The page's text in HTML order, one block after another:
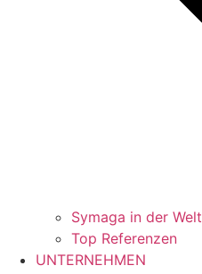
Symaga in der Welt
Top Referenzen
UNTERNEHMEN